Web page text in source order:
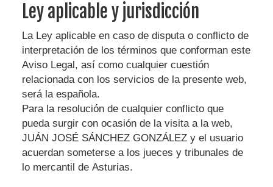
Ley aplicable y jurisdicción
La Ley aplicable en caso de disputa o conflicto de
interpretación de los términos que conforman este
Aviso Legal, así como cualquier cuestión
relacionada con los servicios de la presente web,
será la española.
Para la resolución de cualquier conflicto que
pueda surgir con ocasión de la visita a la web,
JUÁN JOSÉ SÁNCHEZ GONZÁLEZ y el usuario
acuerdan someterse a los jueces y tribunales de
lo mercantil de Asturias.